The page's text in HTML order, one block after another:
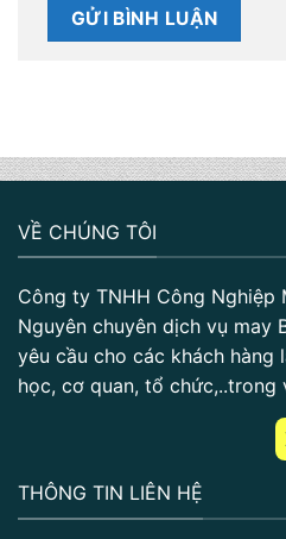
VỀ CHÚNG TÔI
Công ty TNHH Công Nghiệp
Nguyên chuyên dịch vụ may
yêu cầu cho các khách hàng
học, cơ quan, tổ chức,..trong
THÔNG TIN LIÊN HỆ